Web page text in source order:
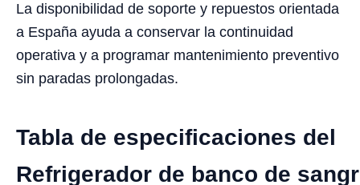
La disponibilidad de soporte y repuestos orientada
a España ayuda a conservar la continuidad
operativa y a programar mantenimiento preventivo
sin paradas prolongadas.
Tabla de especificaciones del
Refrigerador de banco de